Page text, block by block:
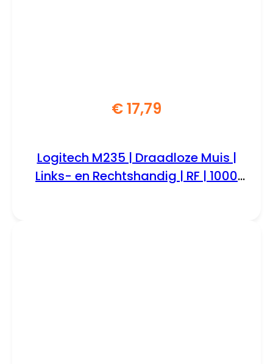
€17,79
Logitech M235 | Draadloze Muis |
Links- en Rechtshandig | RF | 1000